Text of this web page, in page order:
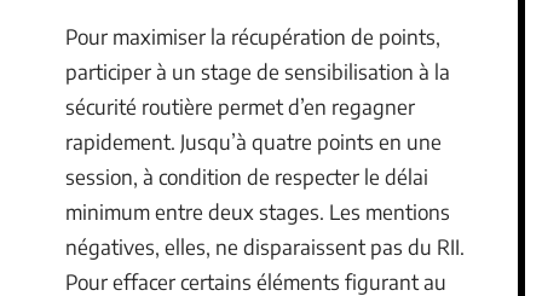
Pour maximiser la récupération de points,
participer à un stage de sensibilisation à la
sécurité routière permet d’en regagner
rapidement. Jusqu’à quatre points en une
session, à condition de respecter le délai
minimum entre deux stages. Les mentions
négatives, elles, ne disparaissent pas du RII.
Pour effacer certains éléments figurant au